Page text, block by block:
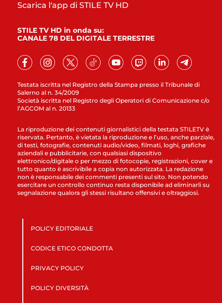
Testata iscritta nel Registro della Stampa presso il Tribunale di
Salerno al n. 34/2009
Società iscritta nel Registro degli Operatori di Comunicazione c/o
l’AGCOM al n. 20133
Scarica l'app di STILE TV HD
STILE TV HD in onda su:
CANALE 78 DEL DIGITALE TERRESTRE
La riproduzione dei contenuti giornalistici della testata STILETV è
riservata. Pertanto, è vietata la riproduzione e l’uso, anche parziale,
di testi, fotografie, contenuti audio/video, filmati, loghi, grafiche
aziendali e pubblicitarie, con qualsiasi dispositivo
elettronico/digitale o per mezzo di fotocopie, registrazioni, cover e
tutto quanto è ascrivibile a copia non autorizzata. La redazione
non è responsabile dei commenti presenti sul sito. Non potendo
esercitare un controllo continuo resta disponibile ad eliminarli su
segnalazione qualora gli stessi risultano offensivi e oltraggiosi.
POLICY EDITORIALE
CODICE ETICO CONDOTTA
PRIVACY POLICY
POLICY DIVERSITÀ